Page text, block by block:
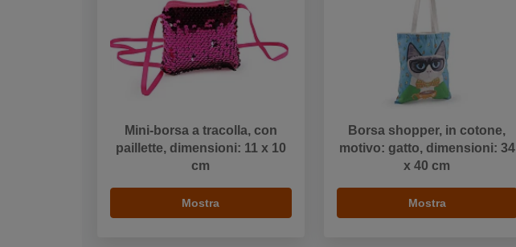
Mini-borsa a tracolla, con
paillette, dimensioni: 11 x 10
cm
Mostra
Borsa shopper, in cotone,
motivo: gatto, dimensioni: 34
x 40 cm
Mostra